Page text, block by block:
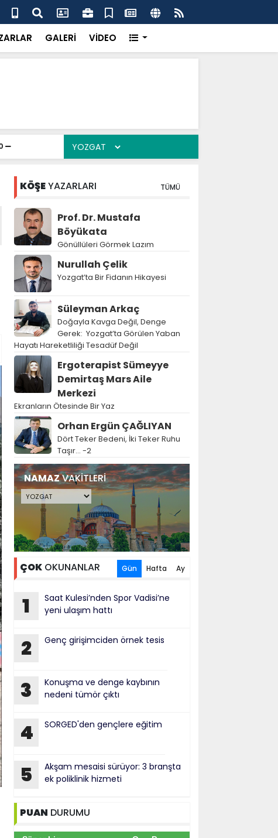
“Tek Çatı” mesajı
GALERİ VİDEO
KÖŞEYAZARLARI TÜMÜ
Prof. Dr. Mustafa
Böyükata
Gönüllüleri Görmek Lazım
Nurullah Çelik
Yozgat’ta Bir Fidanın Hikayesi
Süleyman Arkaç
Doğayla Kavga Değil, Denge
Gerek: Yozgat’ta Görülen Yaban
Hayatı Hareketliliği Tesadüf Değil
Ergoterapist Sümeyye
Demirtaş Mars Aile
Merkezi
Ekranların Ötesinde Bir Yaz
Orhan Ergün ÇAĞLIYAN
Dört Teker Bedeni, İki Teker Ruhu
Taşır… -2
NAMAZVAKİTLERİ
ÇOKOKUNANLAR Gün Hafta Ay
1
Saat Kulesi’nden Spor Vadisi’ne
yeni ulaşım hattı
2 Genç girişimciden örnek tesis
3
Konuşma ve denge kaybının
nedeni tümör çıktı
4 SORGED'den gençlere eğitim
5
Akşam mesaisi sürüyor: 3 branşta
ek poliklinik hizmeti
PUAN DURUMU